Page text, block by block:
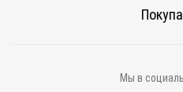
Мы в